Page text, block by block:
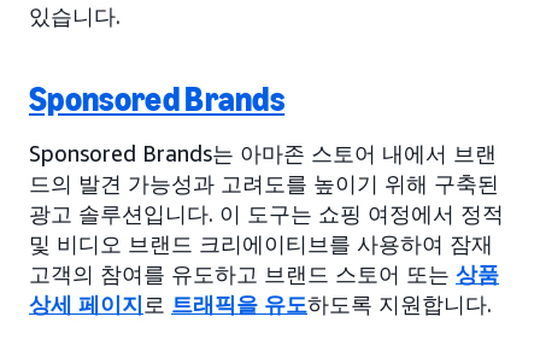
있습니다.
Sponsored Brands
Sponsored Brands는 아마존 스토어 내에서 브랜
드의 발견 가능성과 고려도를 높이기 위해 구축된
광고 솔루션입니다. 이 도구는 쇼핑 여정에서 정적
및 비디오 브랜드 크리에이티브를 사용하여 잠재
고객의 참여를 유도하고 브랜드 스토어 또는 상품
상세 페이지 로 트래픽을 유도하도록 지원합니다.